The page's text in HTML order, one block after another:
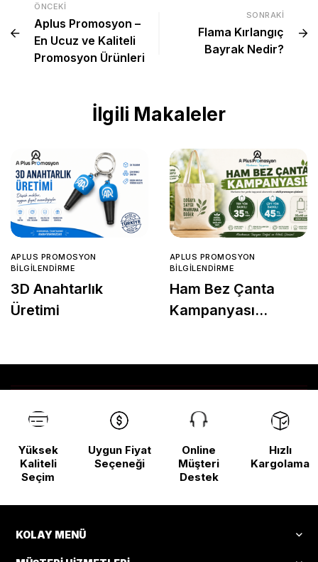
ÖNCEKI
Aplus Promosyon –
En Ucuz ve Kaliteli
Promosyon Ürünleri
SONRAKI
Flama Kırlangıç
Bayrak Nedir?
İlgili Makaleler
APLUS PROMOSYON
BILGILENDIRME
3D Anahtarlık
Üretimi
APLUS PROMOSYON
BILGILENDIRME
Ham Bez Çanta
Kampanyası
Yüksek
Kaliteli
Seçim
Uygun Fiyat
Seçeneği
Online
Müşteri
Destek
Hızlı
Kargolama
KOLAY MENÜ